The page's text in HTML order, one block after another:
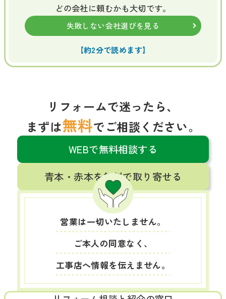
どの会社に頼むかも大切です。
失敗しない会社選びを見る
【約2分で読めます】
リフォームで迷ったら、
まずは無料でご相談ください。
営業は一切いたしません。
ご本人の同意なく、
工事店へ情報を伝えません。
WEBで無料相談する
青本・赤本を無料で取り寄せる